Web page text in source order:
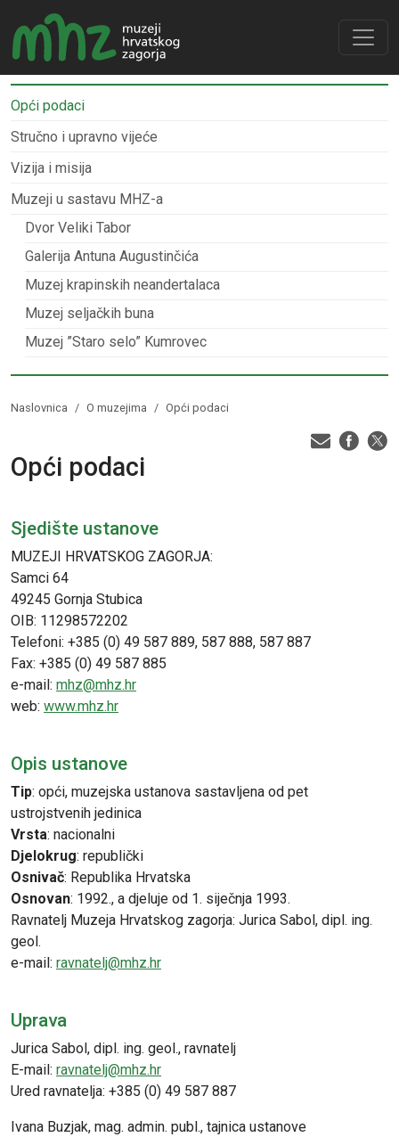
Opći podaci
Stručno i upravno vijeće
Vizija i misija
Muzeji u sastavu MHZ-a
Dvor Veliki Tabor
Galerija Antuna Augustinčića
Muzej krapinskih neandertalaca
Muzej seljačkih buna
Muzej ”Staro selo” Kumrovec
Naslovnica O muzejima Opći podaci
Opći podaci
Sjedište ustanove
MUZEJI HRVATSKOG ZAGORJA:
Samci 64
49245 Gornja Stubica
OIB: 11298572202
Telefoni: +385 (0) 49 587 889, 587 888, 587 887
Fax: +385 (0) 49 587 885
e-mail: mhz@mhz.hr
web: www.mhz.hr
Opis ustanove
Tip: opći, muzejska ustanova sastavljena od pet
ustrojstvenih jedinica
Vrsta: nacionalni
Djelokrug: republički
Osnivač: Republika Hrvatska
Osnovan: 1992., a djeluje od 1. siječnja 1993.
Ravnatelj Muzeja Hrvatskog zagorja: Jurica Sabol, dipl. ing.
geol.
e-mail: ravnatelj@mhz.hr
Uprava
Jurica Sabol, dipl. ing. geol., ravnatelj
E-mail: ravnatelj@mhz.hr
Ured ravnatelja: +385 (0) 49 587 887
Ivana Buzjak, mag. admin. publ., tajnica ustanove